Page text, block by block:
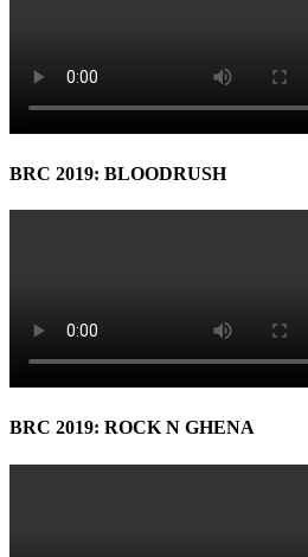
BRC 2019: BLOODRUSH
BRC 2019: ROCK N GHENA